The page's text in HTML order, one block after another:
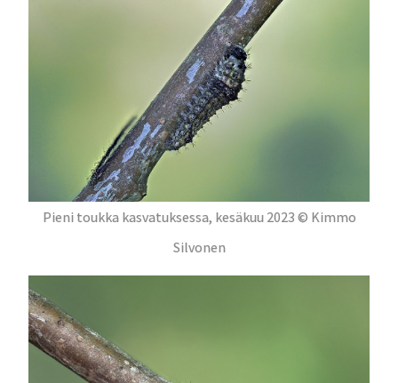
Pieni toukka kasvatuksessa, kesäkuu 2023 © Kimmo
Silvonen